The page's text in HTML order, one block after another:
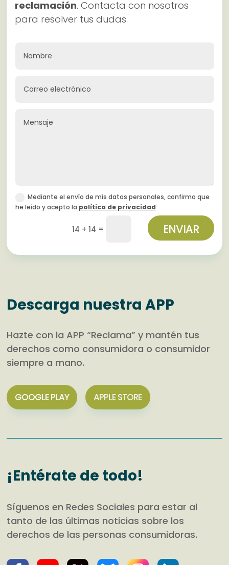
reclamación. Contacta con nosotros
para resolver tus dudas.
Mediante el envío de mis datos personales, confirmo que
he leído y acepto la política de privacidad
14 + 14 = ENVIAR
Descarga nuestra APP
Hazte con la APP “Reclama” y mantén tus
derechos como consumidora o consumidor
siempre a mano.
GOOGLE PLAY APPLE STORE
¡Entérate de todo!
Síguenos en Redes Sociales para estar al
tanto de las últimas noticias sobre los
derechos de las personas consumidoras.